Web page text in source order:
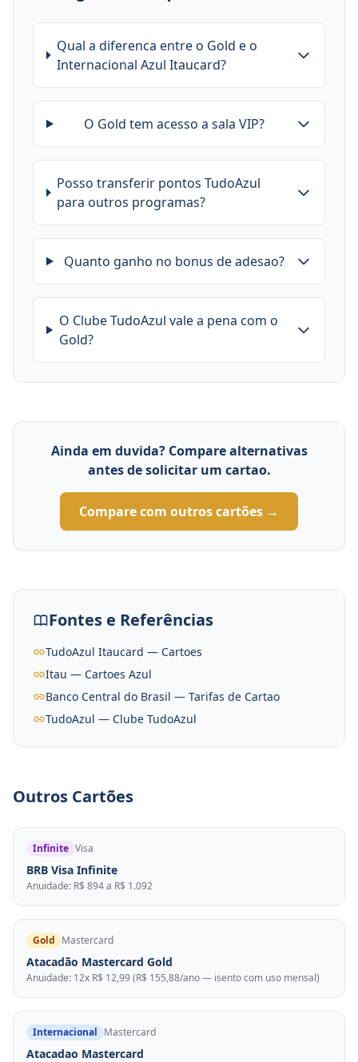
Qual a diferenca entre o Gold e o
Internacional Azul Itaucard?
O Gold tem acesso a sala VIP?
Posso transferir pontos TudoAzul
para outros programas?
Quanto ganho no bonus de adesao?
O Clube TudoAzul vale a pena com o
Gold?
Ainda em duvida? Compare alternativas
antes de solicitar um cartao.
Compare com outros cartões →
Fontes e Referências
TudoAzul Itaucard — Cartoes
Itau — Cartoes Azul
Banco Central do Brasil — Tarifas de Cartao
TudoAzul — Clube TudoAzul
Outros Cartões
Infinite Visa
BRB Visa Infinite
Anuidade: R$ 894 a R$ 1.092
Gold Mastercard
Atacadão Mastercard Gold
Anuidade: 12x R$ 12,99 (R$ 155,88/ano — isento com uso mensal)
Internacional Mastercard
Atacadao Mastercard